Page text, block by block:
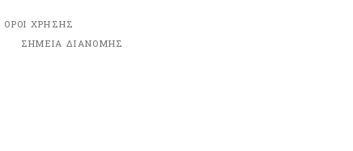
ΟΡΟΙ ΧΡΗΣΗΣ
ΣΗΜΕΙΑ ΔΙΑΝΟΜΗΣ